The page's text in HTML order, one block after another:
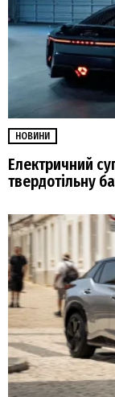
НОВИНИ
Електричний
твердотільну